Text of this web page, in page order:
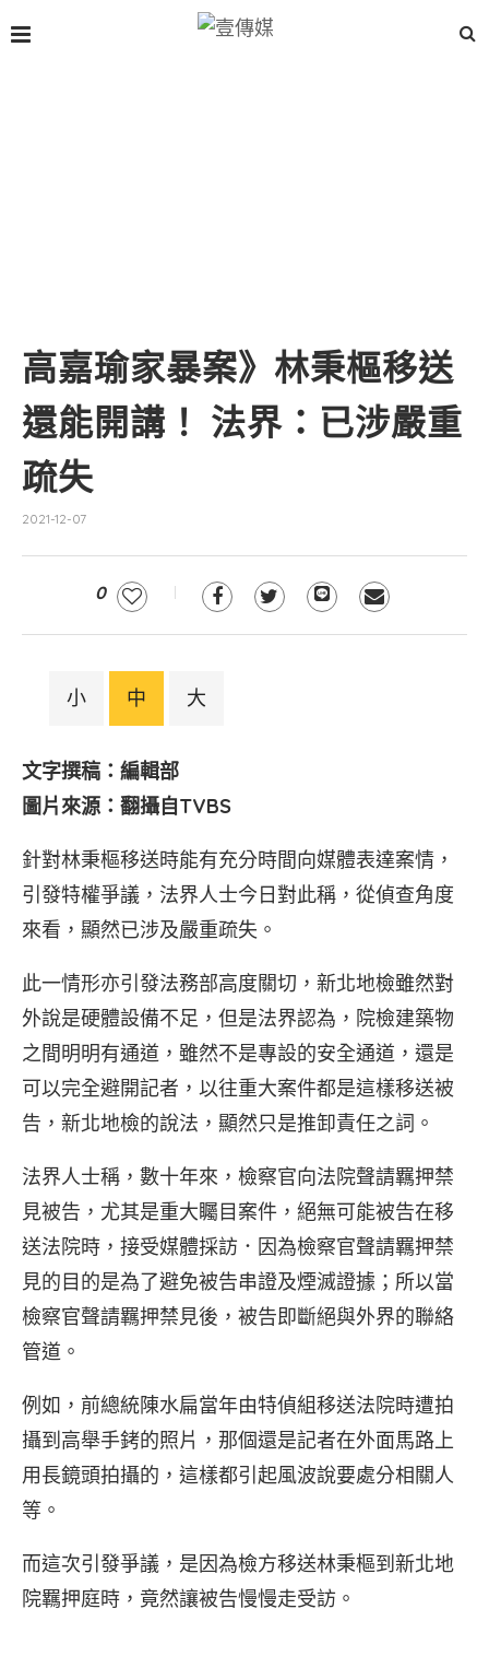
高嘉瑜家暴案》林秉樞移送
還能開講！ 法界：已涉嚴重
疏失
2021-12-07
0
小 中 大
文字撰稿：編輯部
圖片來源：翻攝自TVBS
針對林秉樞移送時能有充分時間向媒體表達案情，
引發特權爭議，法界人士今日對此稱，從偵查角度
來看，顯然已涉及嚴重疏失。
此一情形亦引發法務部高度關切，新北地檢雖然對
外說是硬體設備不足，但是法界認為，院檢建築物
之間明明有通道，雖然不是專設的安全通道，還是
可以完全避開記者，以往重大案件都是這樣移送被
告，新北地檢的說法，顯然只是推卸責任之詞。
法界人士稱，數十年來，檢察官向法院聲請羈押禁
見被告，尤其是重大矚目案件，絕無可能被告在移
送法院時，接受媒體採訪．因為檢察官聲請羈押禁
見的目的是為了避免被告串證及煙滅證據；所以當
檢察官聲請羈押禁見後，被告即斷絕與外界的聯絡
管道。
例如，前總統陳水扁當年由特偵組移送法院時遭拍
攝到高舉手銬的照片，那個還是記者在外面馬路上
用長鏡頭拍攝的，這樣都引起風波說要處分相關人
等。
而這次引發爭議，是因為檢方移送林秉樞到新北地
院羈押庭時，竟然讓被告慢慢走受訪。